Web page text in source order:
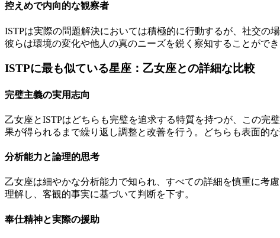
控えめで内向的な観察者
ISTPは実際の問題解決においては積極的に行動するが、社交の
彼らは環境の変化や他人の真のニーズを鋭く察知することができ
ISTPに最も似ている星座：乙女座との詳細な比較
完璧主義の実用志向
乙女座とISTPはどちらも完璧を追求する特質を持つが、この完
果が得られるまで繰り返し調整と改善を行う。どちらも表面的
分析能力と論理的思考
乙女座は細やかな分析能力で知られ、すべての詳細を慎重に考
理解し、客観的事実に基づいて判断を下す。
奉仕精神と実際の援助